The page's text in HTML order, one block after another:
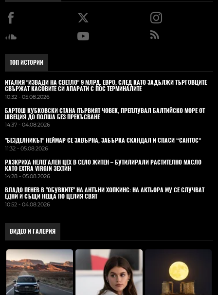
ТОП ИСТОРИИ
ИТАЛИЯ "ИЗВАДИ НА СВЕТЛО" 9 МЛРД. ЕВРО, СЛЕД КАТО ЗАДЪЛЖИ ТЪРГОВЦИТЕ
СВЪРЖАТ КАСОВИТЕ СИ АПАРАТИ С ПОС ТЕРМИНАЛИТЕ
10:32 - 05.08.2026
БАРТОШ КУБКОВСКИ СТАНА ПЪРВИЯТ ЧОВЕК, ПРЕПЛУВАЛ БАЛТИЙСКО МОРЕ ОТ
ШВЕЦИЯ ДО ПОЛША БЕЗ ПРЕКЪСВАНЕ
14:37 - 04.08.2026
"БЕЗДЕЛНИКЪТ" НЕЙМАР СЕ ЗАВЪРНА, ЗАБЪРКА СКАНДАЛ И СПАСИ “САНТОС”
11:32 - 05.08.2026
РАЗКРИХА НЕЛЕГАЛЕН ЦЕХ В СЕЛО ЖИТЕН – БУТИЛИРАЛИ РАСТИТЕЛНО МАСЛО
КАТО EXTRA VIRGIN ЗЕХТИН
14:28 - 05.08.2026
ВЛАДO ПЕНЕВ В "ОБУВКИТЕ" НА АНТЪНИ ХОПКИНС: НА АКТЬОРА МУ СЕ СЛУЧВАТ
ЕДНИ И СЪЩИ НЕЩА ПО ЦЕЛИЯ СВЯТ
10:52 - 04.08.2026
ВИДЕО И ГАЛЕРИЯ